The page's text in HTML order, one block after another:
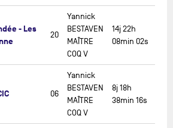
- Les
20
Yannick
BESTAVEN
MAÎTRE
COQ V
14j 22h
08min 02s
06
Yannick
BESTAVEN
MAÎTRE
COQ V
8j 18h
38min 16s